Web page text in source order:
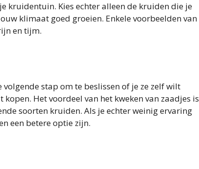
kruidentuin. Kies echter alleen de kruiden die je
klimaat goed groeien. Enkele voorbeelden van
en tijm.
stap om te beslissen of je ze zelf wilt
kopen. Het voordeel van het kweken van zaadjes is
soorten kruiden. Als je echter weinig ervaring
een betere optie zijn.